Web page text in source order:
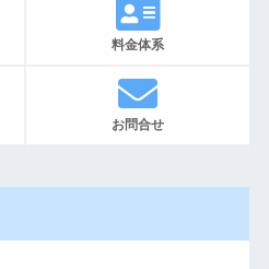
料金体系
お問合せ